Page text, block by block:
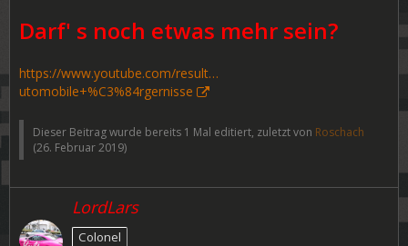
Darf' s noch etwas mehr sein?
https://www.youtube.com/result…
utomobile+%C3%84rgernisse
Dieser Beitrag wurde bereits 1 Mal editiert, zuletzt von Roschach
(26. Februar 2019)
LordLars
Colonel